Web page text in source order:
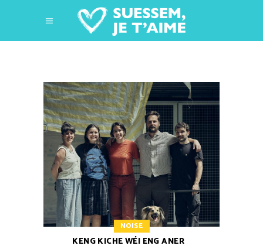
NOISE
KENG KICHE WÉI ENG ANER